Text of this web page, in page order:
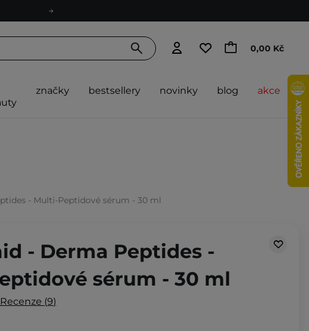
0,00 Kč
značky bestsellery novinky blog akce
- Multi-Peptidové sérum - 30 ml
- Derma Peptides -
sérum - 30 ml
Recenze 9